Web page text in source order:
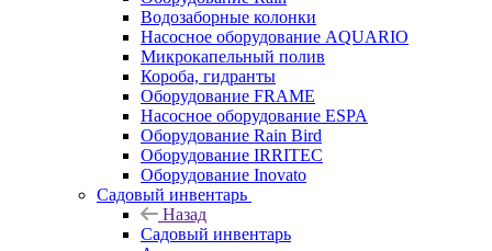
Водозаборные колонки
Насосное оборудование AQUARIO
Микрокапельный полив
Короба, гидранты
Оборудование FRAME
Насосное оборудование ESPA
Оборудование Rain Bird
Оборудование IRRITEC
Оборудование Inovato
Садовый инвентарь
Назад
Садовый инвентарь